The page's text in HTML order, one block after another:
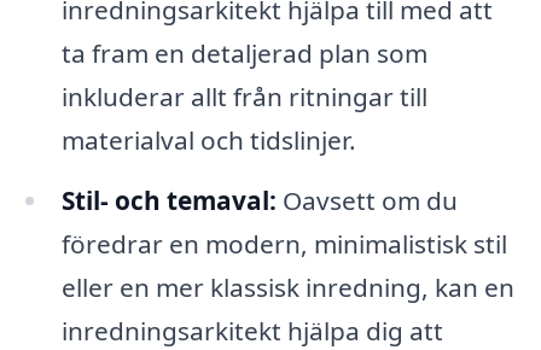
inredningsarkitekt hjälpa till med att
ta fram en detaljerad plan som
inkluderar allt från ritningar till
materialval och tidslinjer.
Stil- och temaval: Oavsett om du
föredrar en modern, minimalistisk stil
eller en mer klassisk inredning, kan en
inredningsarkitekt hjälpa dig att